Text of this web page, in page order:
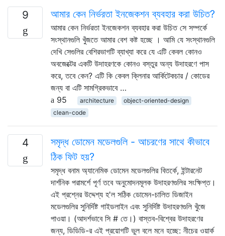
9 আমার কেন নির্ভরতা ইনজেকশন ব্যবহার করা উচিত?
আমার কেন নির্ভরতা ইনজেকশন ব্যবহার করা উচিত সে সম্পর্কে
সংস্থানগুলি খুঁজতে আমার বেশ কষ্ট হচ্ছে । আমি যে সংস্থানগুলি
দেখি সেগুলির বেশিরভাগটি ব্যাখ্যা করে যে এটি কেবল কোনও
অবজেক্টের একটি উদাহরণকে কোনও বস্তুর অন্য উদাহরণে পাস
করে, তবে কেন? এটি কি কেবল ক্লিনার আর্কিটেকচার / কোডের
জন্য বা এটি সামগ্রিকভাবে …
95
architecture
object-oriented-design
clean-code
4
সমৃদ্ধ ডোমেন মডেলগুলি - আচরণের সাথে কীভাবে
ঠিক ফিট হয়?
সমৃদ্ধ বনাম অ্যানেমিক ডোমেন মডেলগুলির বিতর্কে, ইন্টারনেট
দার্শনিক পরামর্শে পূর্ণ তবে অনুমোদনমূলক উদাহরণগুলির সংক্ষিপ্ত।
এই প্রশ্নের উদ্দেশ্য হ'ল সঠিক ডোমেন-চালিত ডিজাইন
মডেলগুলির সুনির্দিষ্ট গাইডলাইন এবং সুনির্দিষ্ট উদাহরণগুলি খুঁজে
পাওয়া। (আদর্শভাবে সি # তে।) বাস্তব-বিশ্বের উদাহরণের
জন্য, ডিডিডি-র এই প্রয়োগটি ভুল বলে মনে হচ্ছে: নীচের ওয়ার্ক